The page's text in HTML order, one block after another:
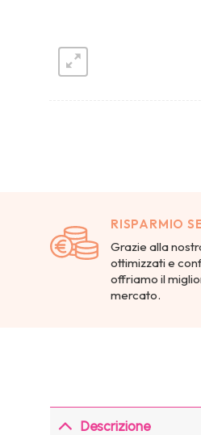
RISPARMIO
Grazie alla
ottimizzati e
offriamo il
mercato.
Descrizione